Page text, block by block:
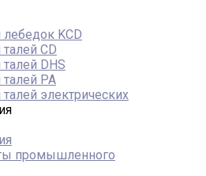
KCD
CD
DHS
РА
электрических
промышленного